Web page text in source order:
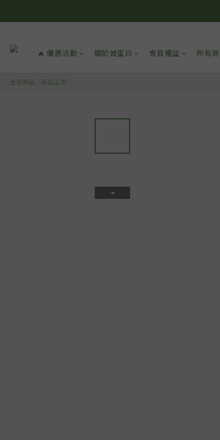
🔥 優惠活動 關於彼蛋白 會員權益 所有
全部商品 / 新品上市 ✨